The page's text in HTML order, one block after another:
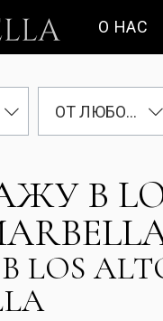
О НАС
ОТ ЛЮБОЙ ЦЕНЫ
LOS